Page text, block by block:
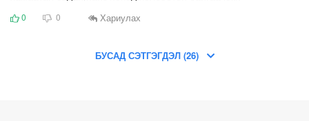
0 0 Хариулах
БУСАД СЭТГЭГДЭЛ (26)